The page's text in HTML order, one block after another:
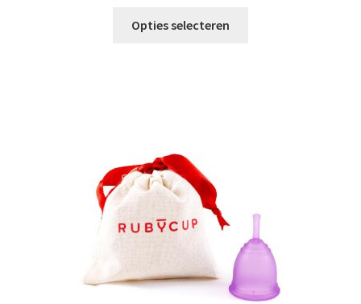
Opties selecteren
op
de
productpagina